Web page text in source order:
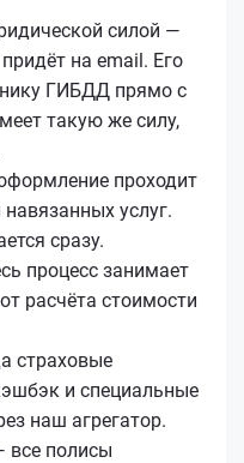
силой —
на email. Его
ГИБДД прямо с
такую же силу,
проходит
услуг.
сразу.
процесс занимает
расчёта стоимости
страховые
и специальные
наш агрегатор.
все полисы